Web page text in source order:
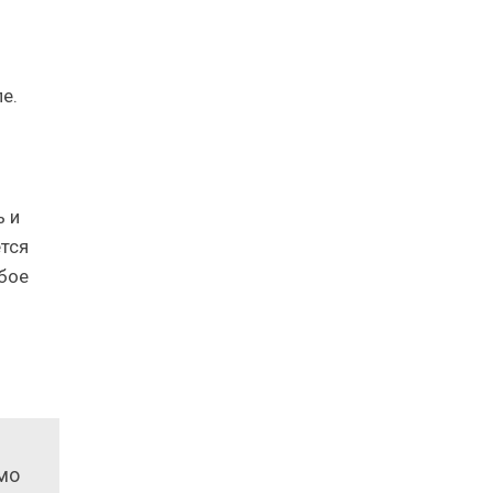
и